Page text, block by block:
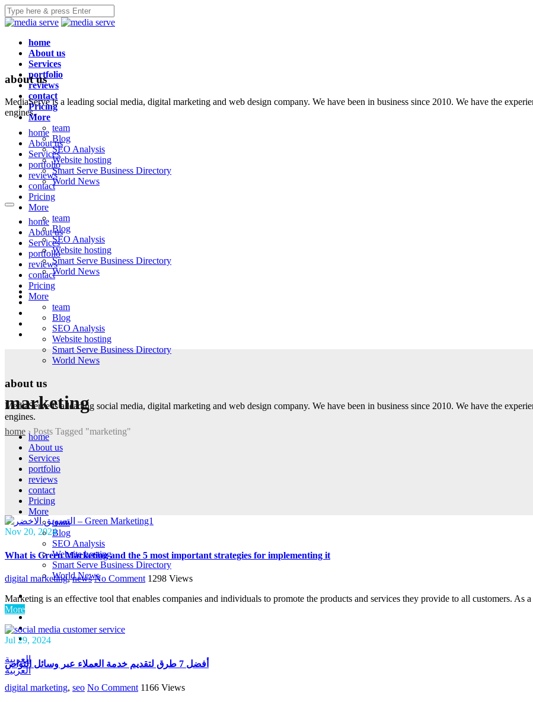
home
About us
Services
portfolio
reviews
contact
Pricing
More
team
Blog
SEO Analysis
Website hosting
Smart Serve Business Directory
World News
home
About us
Services
portfolio
reviews
contact
Pricing
More
team
Blog
SEO Analysis
Website hosting
Smart Serve Business Directory
World News
about us
MediaServe is a leading social media, digital marketing and web design company. We have been in business since 2010. We have the
engines.
home
About us
Services
portfolio
reviews
contact
Pricing
More
team
Blog
SEO Analysis
Website hosting
Smart Serve Business Directory
World News
العربية
العربية
about us
MediaServe is a leading social media, digital marketing and web design company. We have been in business since 2010. We have the
engines.
home
About us
Services
portfolio
reviews
contact
Pricing
More
team
Blog
SEO Analysis
Website hosting
Smart Serve Business Directory
World News
marketing
home › Posts Tagged "marketing"
Nov 20, 2024
What is Green Marketing and the 5 most important strategies for implementing it
digital marketing,news No Comment 1298 Views
Marketing is an effective tool that enables companies and individuals to promote the products and services they provide to all customers.
More
Jul 29, 2024
أفضل 7 طرق لتقديم خدمة العملاء عبر وسائل التواص
digital marketing, seo No Comment 1166 Views